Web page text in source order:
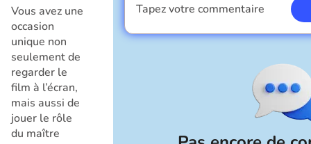
Vous avez une
occasion
unique non
seulement de
regarder le
film à l’écran,
mais aussi de
jouer le rôle
du maître
Tapez votre commentaire
Je suis un garçon